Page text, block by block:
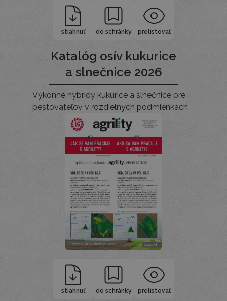
stiahnuť do schránky prelistovať
Katalóg osív kukurice
a slnečnice 2026
Výkonné hybridy kukurice a slnečnice pre
pestovateľov v rozdielnych podmienkach
stiahnuť do schránky prelistovať